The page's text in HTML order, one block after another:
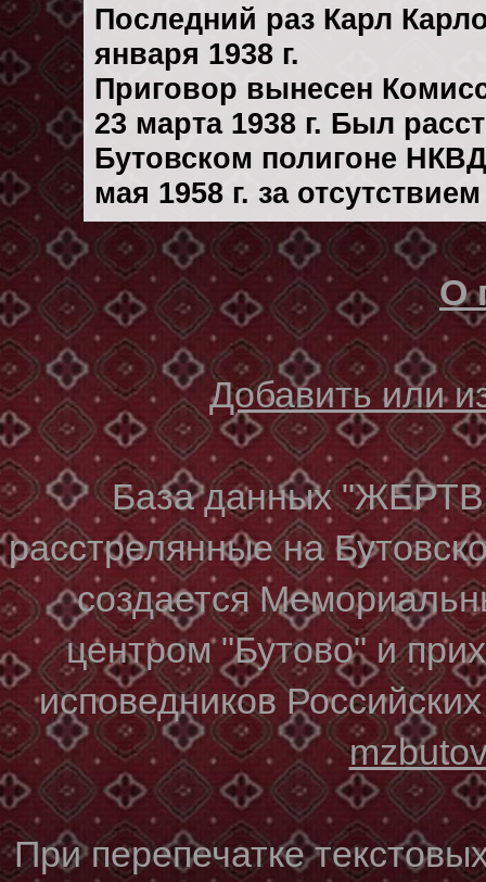
Последний раз Карл
января 1938 г.
Приговор вынесен
23 марта 1938 г. Был
Бутовском полигоне
мая 1958 г. за
О
Добавить или
База данных
расстрелянные на
создается
центром "Бутово" и
исповедников
При перепечатке